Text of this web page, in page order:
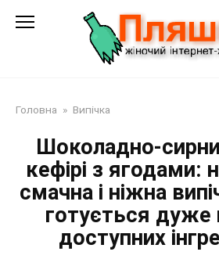
Головна » Випічка
Шоколадно-
кефірі з ягодами:
смачна і ніжна
готується дуже
доступних